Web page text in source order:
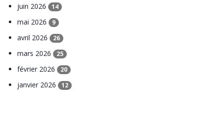
juin 2026 14
mai 2026 9
avril 2026 26
mars 2026 25
février 2026 20
janvier 2026 12